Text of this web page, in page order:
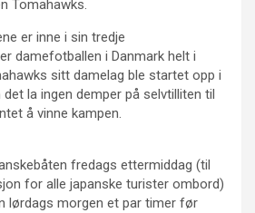
Tomahawks.
er inne i sin tredje
damefotballen i Danmark helt i
sitt damelag ble startet opp i
la ingen demper på selvtilliten til
å vinne kampen.
fredags ettermiddag (til
for alle japanske turister ombord)
lørdags morgen et par timer før